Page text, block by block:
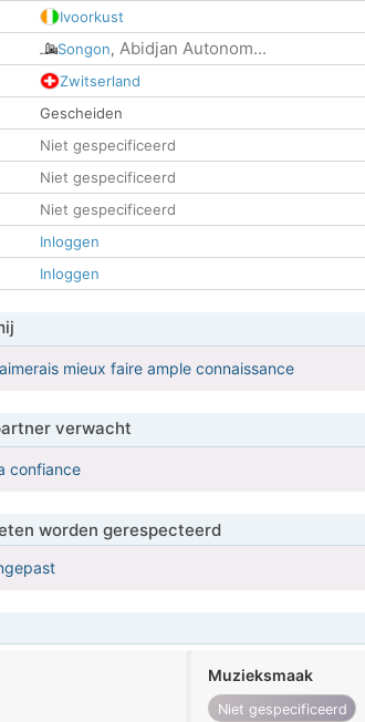
Ivoorkust
Songon, Abidjan Autonom...
Zwitserland
Gescheiden
Niet gespecificeerd
Niet gespecificeerd
Niet gespecificeerd
Inloggen
Inloggen
mieux faire ample connaissance
verwacht
confiance
worden gerespecteerd
Muzieksmaak
Niet gespecificeerd